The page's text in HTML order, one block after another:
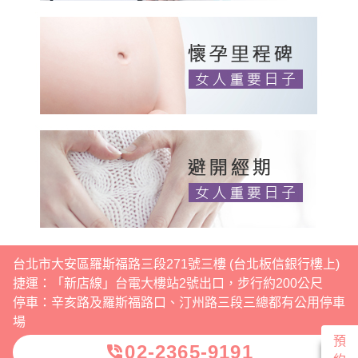
台北市大安區羅斯福路三段271號三樓 (台北板信銀行樓上)
捷運：「新店線」台電大樓站2號出口，步行約200公尺
停車：辛亥路及羅斯福路口、汀州路三段三總都有公用停車
場
phone_in_talk02-2365-9191
預